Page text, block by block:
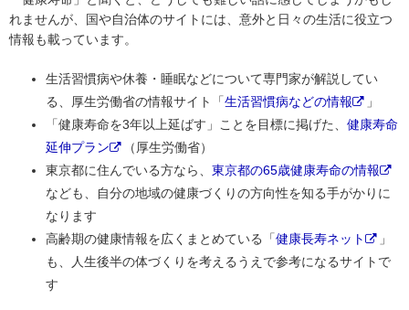
れませんが、国や自治体のサイトには、意外と日々の生活に役立つ
情報も載っています。
生活習慣病や休養・睡眠などについて専門家が解説してい
る、厚生労働省の情報サイト「生活習慣病などの情報
」
「健康寿命を3年以上延ばす」ことを目標に掲げた、 健康寿命
延伸プラン
（厚生労働省）
東京都に住んでいる方なら、 東京都の65歳健康寿命の情報
なども、自分の地域の健康づくりの方向性を知る手がかりに
なります
高齢期の健康情報を広くまとめている「健康長寿ネット
」
も、人生後半の体づくりを考えるうえで参考になるサイトで
す